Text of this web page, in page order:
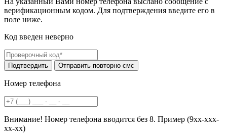
верификационным кодом. Для подтверждения введите его в
поле ниже.
Код введен неверно
Номер телефона
Внимание! Номер телефона вводится без 8. Пример (9хх-ххх-
хх-хх)